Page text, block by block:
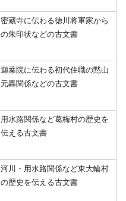
密蔵寺に伝わる徳川将軍家から
の朱印状などの古文書
迦葉院に伝わる初代住職の黙山
元轟関係などの古文書
用水路関係など葛梅村の歴史を
伝える古文書
河川・用水路関係など東大輪村
の歴史を伝える古文書